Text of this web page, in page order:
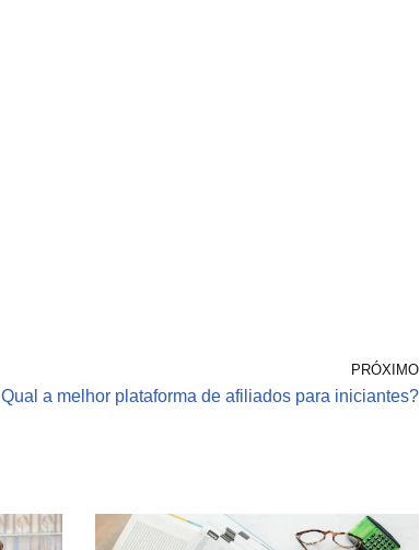
PRÓXIMO
Qual a melhor plataforma de afiliados para iniciantes?